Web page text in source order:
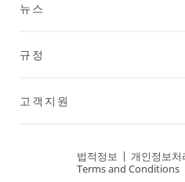
뉴스
규정
고객지원
법적정보 | 개인정보처
Terms and Conditions